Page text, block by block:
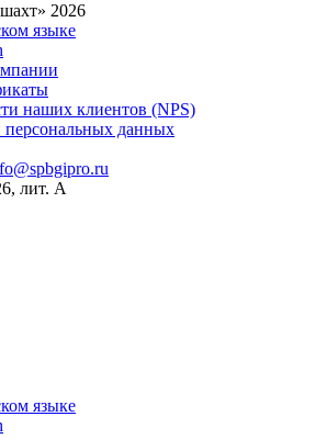
2026
языке
наших клиентов (NPS)
персональных данных
лит. А
языке